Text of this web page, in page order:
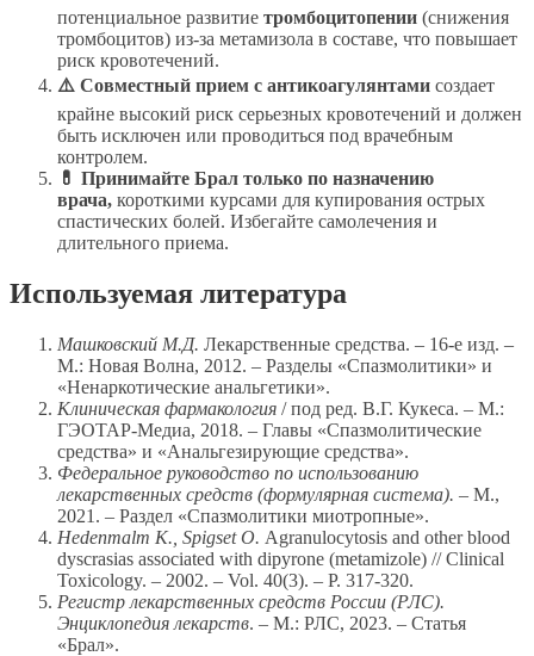
потенциальное развитие тромбоцитопении (снижения
тромбоцитов) из-за метамизола в составе, что повышает
риск кровотечений.
⚠️ Совместный прием с антикоагулянтами создает
крайне высокий риск серьезных кровотечений и должен
быть исключен или проводиться под врачебным
контролем.
💊 Принимайте Брал только по назначению
врача, короткими курсами для купирования острых
спастических болей. Избегайте самолечения и
длительного приема.
Используемая литература
Машковский М.Д. Лекарственные средства. – 16-е изд. –
М.: Новая Волна, 2012. – Разделы «Спазмолитики» и
«Ненаркотические анальгетики».
Клиническая фармакология / под ред. В.Г. Кукеса. – М.:
ГЭОТАР-Медиа, 2018. – Главы «Спазмолитические
средства» и «Анальгезирующие средства».
Федеральное руководство по использованию
лекарственных средств (формулярная система). – М.,
2021. – Раздел «Спазмолитики миотропные».
Hedenmalm K., Spigset O. Agranulocytosis and other blood
dyscrasias associated with dipyrone (metamizole) // Clinical
Toxicology. – 2002. – Vol. 40(3). – P. 317-320.
Регистр лекарственных средств России (РЛС).
Энциклопедия лекарств. – М.: РЛС, 2023. – Статья
«Брал».